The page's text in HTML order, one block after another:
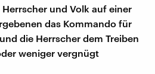
und Volk auf einer
das Kommando für
die Herrscher dem Treiben
weniger vergnügt